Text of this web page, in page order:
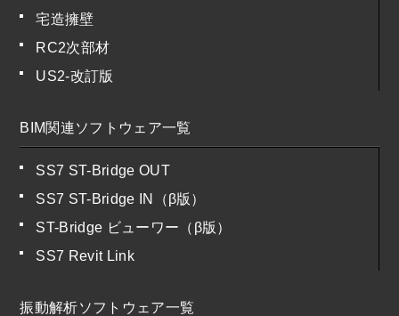
宅造擁壁
RC2次部材
US2-改訂版
BIM関連ソフトウェア一覧
SS7 ST-Bridge OUT
SS7 ST-Bridge IN（β版）
ST-Bridge ビューワー（β版）
SS7 Revit Link
振動解析ソフトウェア一覧